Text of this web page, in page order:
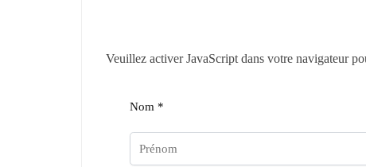
Veuillez activer JavaScript dans votre navigateur
Nom *